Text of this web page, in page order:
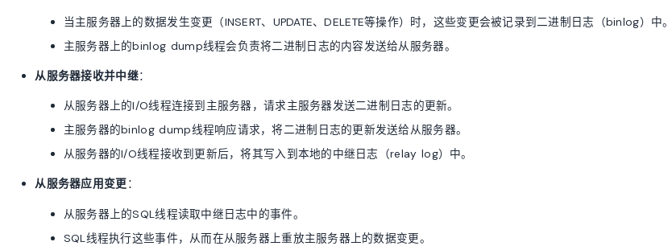
当主服务器上的数据发生变更（INSERT、UPDATE、DELETE等操作）时，这些变更会被记录到二进制日志（binlog）中。
主服务器上的binlog dump线程会负责将二进制日志的内容发送给从服务器。
从服务器接收并中继：
从服务器上的I/O线程连接到主服务器，请求主服务器发送二进制日志的更新。
主服务器的binlog dump线程响应请求，将二进制日志的更新发送给从服务器。
从服务器的I/O线程接收到更新后，将其写入到本地的中继日志（relay log）中。
从服务器应用变更：
从服务器上的SQL线程读取中继日志中的事件。
SQL线程执行这些事件，从而在从服务器上重放主服务器上的数据变更。